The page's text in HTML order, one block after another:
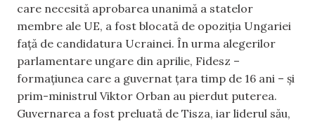
care necesită aprobarea unanimă a statelor
membre ale UE, a fost blocată de opoziția Ungariei
față de candidatura Ucrainei. În urma alegerilor
parlamentare ungare din aprilie, Fidesz –
formațiunea care a guvernat țara timp de 16 ani – și
prim-ministrul Viktor Orban au pierdut puterea.
Guvernarea a fost preluată de Tisza, iar liderul său,